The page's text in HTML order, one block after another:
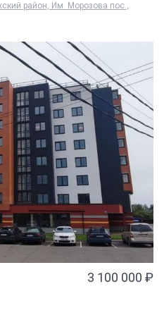
район, Им. Морозова пос.,
3 100 000 ₽